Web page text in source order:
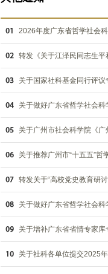
2026年度广东省哲学社会
转发《关于江泽民同志生
关于国家社科基金同行评
关于做好广东省哲学社会
关于广州市社会科学院《
关于推荐广州市“十五五”
转发关于“高校党史教育研
关于做好广东省哲学社会
关于增补广东省省情专家库
关于社科各单位提交2025